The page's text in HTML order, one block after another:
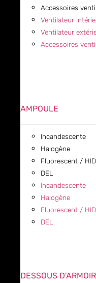
Accessoires
Ventilateur
Ventilateur
Accessoires
AMPOULE
Incandescente
Halogène
Fluorescent / HID
DEL
Incandescente
Halogène
Fluorescent / HID
DEL
DESSOUS